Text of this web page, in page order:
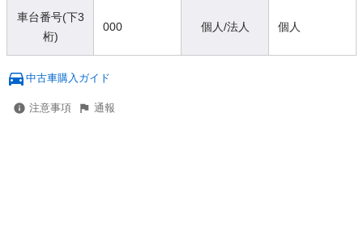
車台番号(下3
桁)
000 個人/法人 個人
中古車購入ガイド
注意事項 通報